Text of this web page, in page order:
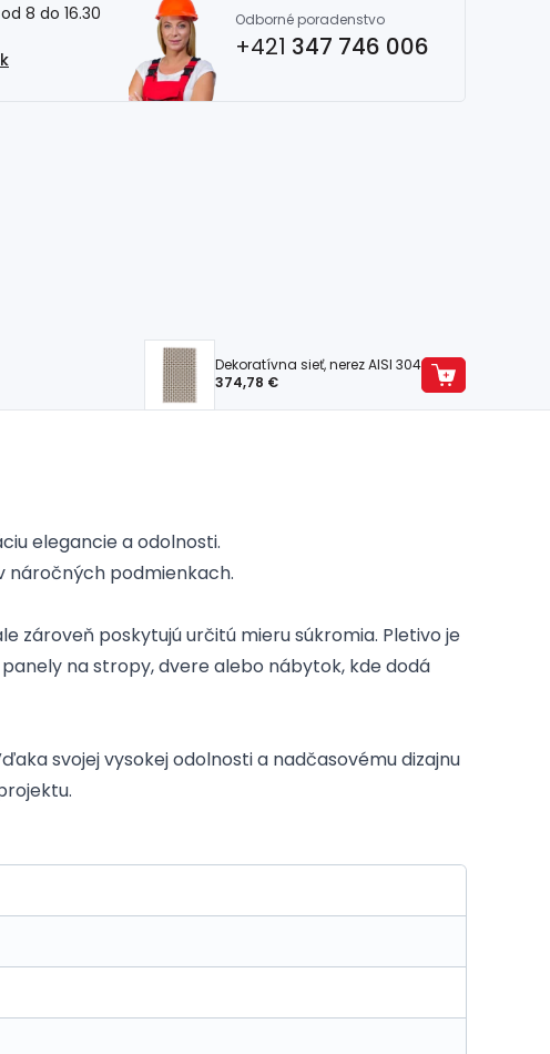
8 do 16.30
Odborné poradenstvo
+421 347 746 006
Dekoratívna sieť, nerez AISI 304
374,78 €
elegancie a odolnosti.
náročných podmienkach.
zároveň poskytujú určitú mieru súkromia. Pletivo je
na stropy, dvere alebo nábytok, kde dodá
svojej vysokej odolnosti a nadčasovému dizajnu